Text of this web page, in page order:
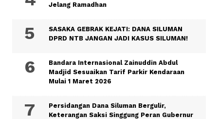
Jelang Ramadhan
SASAKA GEBRAK KEJATI: DANA SILUMAN
DPRD NTB JANGAN JADI KASUS SILUMAN!
Bandara Internasional Zainuddin Abdul
Madjid Sesuaikan Tarif Parkir Kendaraan
Mulai 1 Maret 2026
Persidangan Dana Siluman Bergulir,
Keterangan Saksi Singgung Peran Gubernur